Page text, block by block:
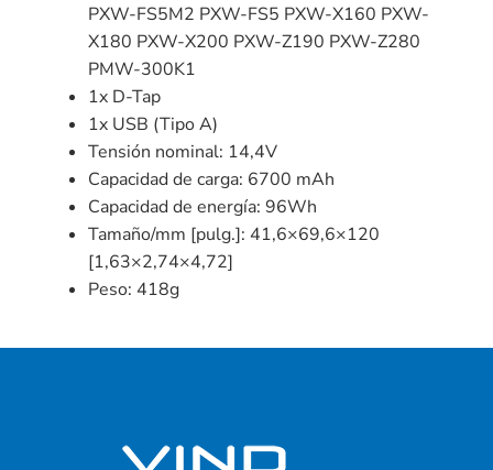
PXW-FS5M2 PXW-FS5 PXW-X160 PXW-
X180 PXW-X200 PXW-Z190 PXW-Z280
PMW-300K1
1x D-Tap
1x USB (Tipo A)
Tensión nominal: 14,4V
Capacidad de carga: 6700 mAh
Capacidad de energía: 96Wh
Tamaño/mm [pulg.]: 41,6×69,6×120
[1,63×2,74×4,72]
Peso: 418g